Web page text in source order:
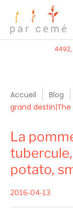
4492,
Accueil Blog
grand
La
potato,
2016-04-13